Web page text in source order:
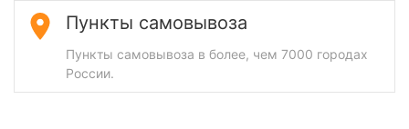
Пункты самовывоза
Пункты самовывоза в более, чем 7000 городах
России.